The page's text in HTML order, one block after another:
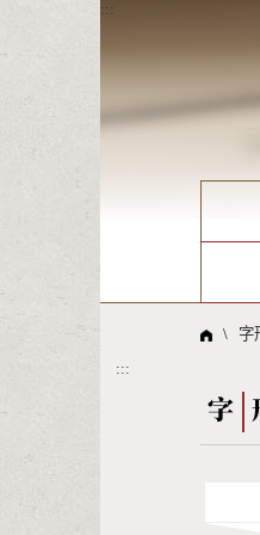
:::
\ 字
:::
字